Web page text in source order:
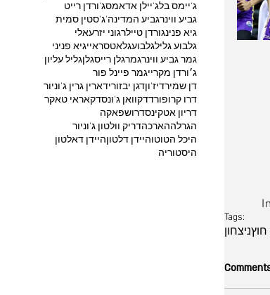
ג'ורדן רייטג'יילן אדאמסג'יימס בל
ג'סטין סמית'גביע המדינהגביע ווינר
גוני יזרעאליגורדן טיילרגיא פנינ
גיא פניניגלאטסראייגלבועגלבוע גליל
גליל עליוןגלןגלן רייסגמרגמר גביע ווינר
גמר פיינל פורג׳ורדן מקריי
דארין גרין ג'וניורדגן יבזורידיז'וןדן שמיר
דקאראי טאקרדקוואן ג'ונסדרו קרופורד
דרושפאקהדריון אטקינס
דריק וולטון ג'וניורהארכההגרלה
היידן דאלטוןהיידן דלטוןהיכל הטוטו
היסטוריה
Tags:
ניצחון